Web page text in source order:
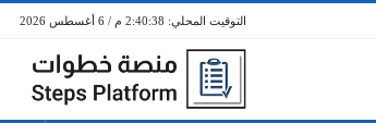
2:40:38 م / 6 أغسطس 2026